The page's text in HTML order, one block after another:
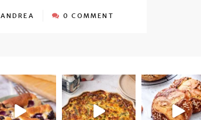
ANDREA 0 COMMENT